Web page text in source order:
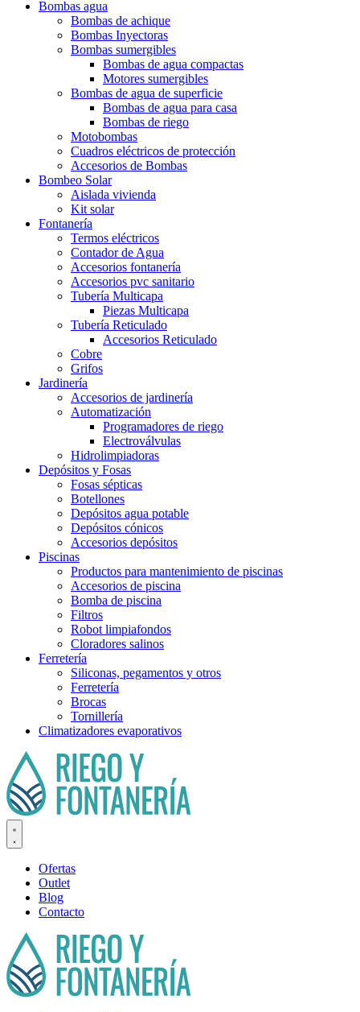
Bombas agua
Bombas de achique
Bombas Inyectoras
Bombas sumergibles
Bombas de agua compactas
Motores sumergibles
Bombas de agua de superficie
Bombas de agua para casa
Bombas de riego
Motobombas
Cuadros eléctricos de protección
Accesorios de Bombas
Bombeo Solar
Aislada vivienda
Kit solar
Fontanería
Termos eléctricos
Contador de Agua
Accesorios fontanería
Accesorios pvc sanitario
Tubería Multicapa
Piezas Multicapa
Tubería Reticulado
Accesorios Reticulado
Cobre
Grifos
Jardinería
Accesorios de jardinería
Automatización
Programadores de riego
Electroválvulas
Hidrolimpiadoras
Depósitos y Fosas
Fosas sépticas
Botellones
Depósitos agua potable
Depósitos cónicos
Accesorios depósitos
Piscinas
Productos para mantenimiento de piscinas
Accesorios de piscina
Bomba de piscina
Filtros
Robot limpiafondos
Cloradores salinos
Ferretería
Siliconas, pegamentos y otros
Ferretería
Brocas
Tornillería
Climatizadores evaporativos
Ofertas
Outlet
Blog
Contacto